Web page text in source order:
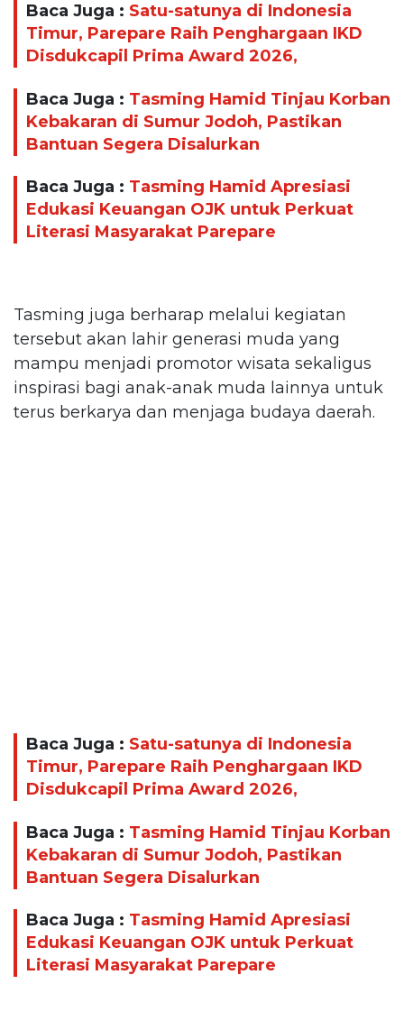
Baca Juga : Satu-satunya di Indonesia
Timur, Parepare Raih Penghargaan IKD
Disdukcapil Prima Award 2026,
Baca Juga : Tasming Hamid Tinjau Korban
Kebakaran di Sumur Jodoh, Pastikan
Bantuan Segera Disalurkan
Baca Juga : Tasming Hamid Apresiasi
Edukasi Keuangan OJK untuk Perkuat
Literasi Masyarakat Parepare
Tasming juga berharap melalui kegiatan
tersebut akan lahir generasi muda yang
mampu menjadi promotor wisata sekaligus
inspirasi bagi anak-anak muda lainnya untuk
terus berkarya dan menjaga budaya daerah.
Baca Juga : Satu-satunya di Indonesia
Timur, Parepare Raih Penghargaan IKD
Disdukcapil Prima Award 2026,
Baca Juga : Tasming Hamid Tinjau Korban
Kebakaran di Sumur Jodoh, Pastikan
Bantuan Segera Disalurkan
Baca Juga : Tasming Hamid Apresiasi
Edukasi Keuangan OJK untuk Perkuat
Literasi Masyarakat Parepare